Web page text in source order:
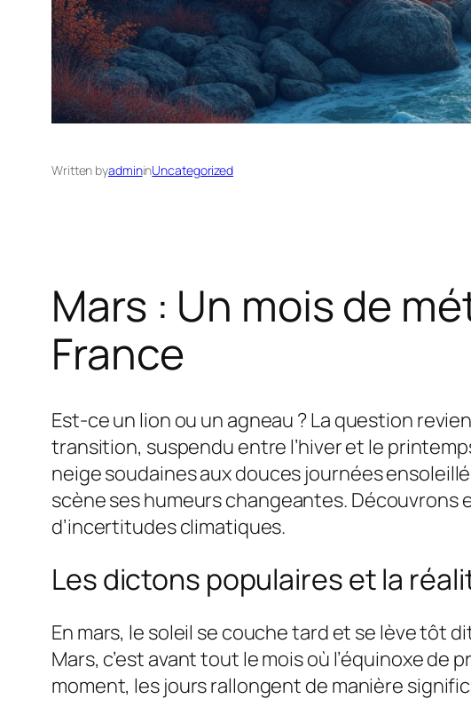
Written byadmininUncategorized
Mars : Un mois de
France
Est-ce un lion ou un agneau ? La question
transition, suspendu entre l’hiver et le
neige soudaines aux douces journées
scène ses humeurs changeantes. Découvrons
d’incertitudes climatiques.
Les dictons populaires et la
En mars, le soleil se couche tard et se lève tôt
Mars, c’est avant tout le mois où l’équinoxe
moment, les jours rallongent de manière